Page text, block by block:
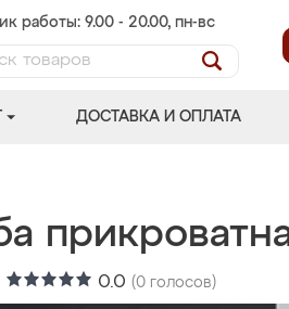
работы: 9.00 - 20.00, пн-вс
ДОСТАВКА И ОПЛАТА
0.0 (0 голосов)